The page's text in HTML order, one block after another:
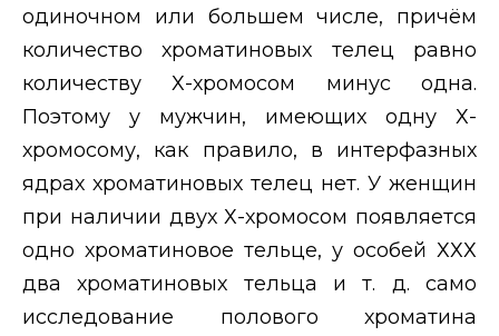
одиночном или большем числе, причём
количество хроматиновых телец равно
количеству Х-хромосом минус одна.
Поэтому у мужчин, имеющих одну Х-
хромосому, как правило, в интерфазных
ядрах хроматиновых телец нет. У женщин
при наличии двух Х-хромосом появляется
одно хроматиновое тельце, у особей ХХХ
два хроматиновых тельца и т. д. само
исследование полового хроматина